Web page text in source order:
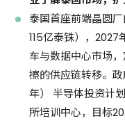
泰国首座前端晶圆
115亿泰铢），
车与数据中心市场
擦的供应链转移。
年） 半导体投资计
所培训中心，目标